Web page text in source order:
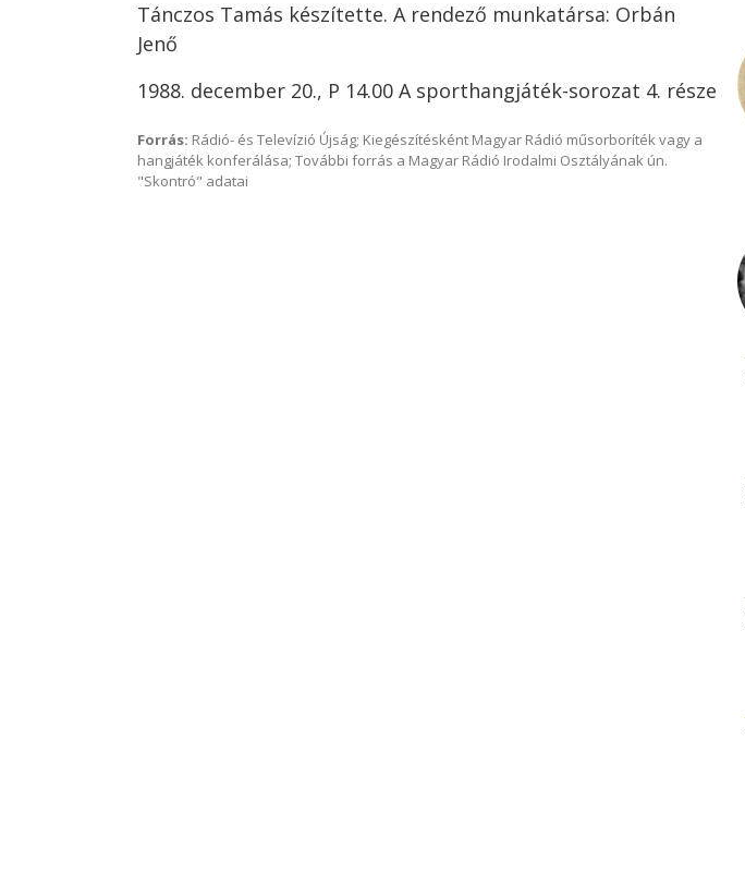
Tánczos Tamás készítette. A rendező munkatársa: Orbán
Jenő
1988. december 20., P 14.00 A sporthangjáték-sorozat 4. része
Forrás: Rádió- és Televízió Újság; Kiegészítésként Magyar Rádió műsorboríték vagy a
hangjáték konferálása; További forrás a Magyar Rádió Irodalmi Osztályának ún.
"Skontró" adatai